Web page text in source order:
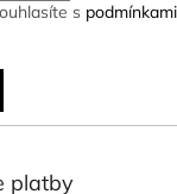
s
platby